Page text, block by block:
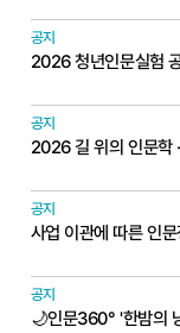
공지
2026 청년인문실험
공지
2026 길 위의 인문학
공지
공지
🌙인문360° '한밤의